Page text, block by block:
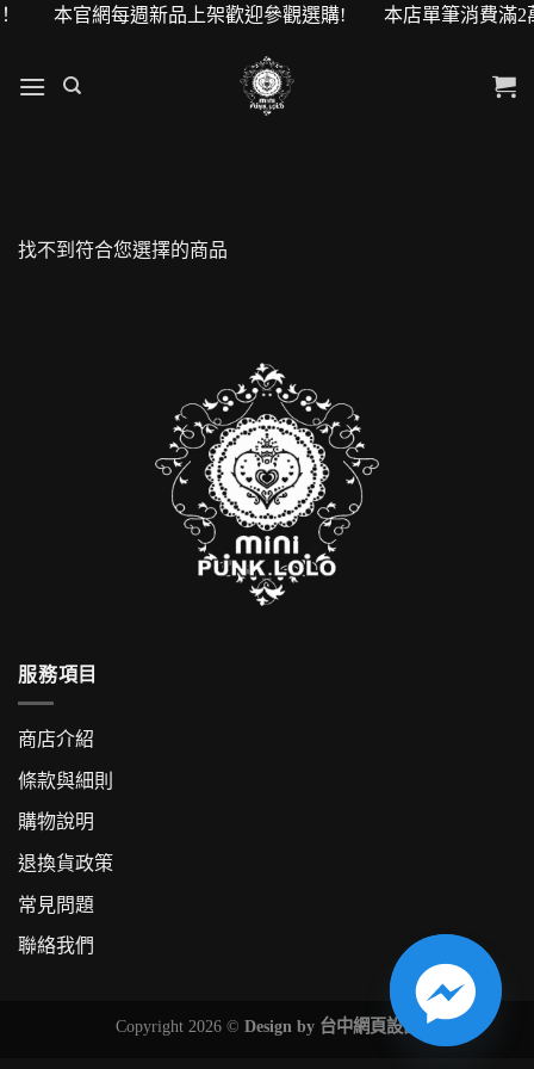
！ 本官網每週新品上架歡迎參觀選購! 本店單筆消費滿2
找不到符合您選擇的商品
服務項目
商店介紹
條款與細則
購物說明
退換貨政策
常見問題
聯絡我們
Copyright 2026 © Design by 台中網頁設計